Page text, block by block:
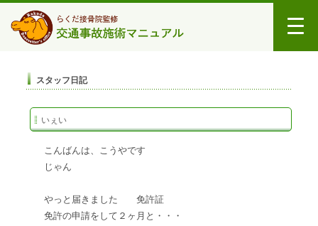
スタッフ日記
いぇい
こんばんは、こうやです
じゃん
やっと届きました
免許証
免許の申請をして２ヶ月と・・・